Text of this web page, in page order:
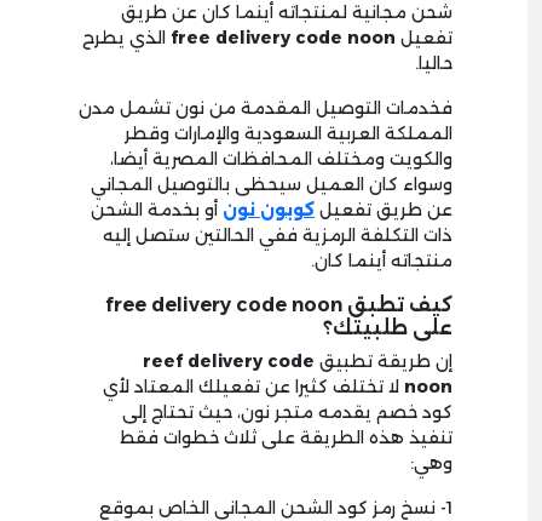
شحن مجانية لمنتجاته أينما كان عن طريق
تفعيل free delivery code noon الذي يطرح
حاليا.
فخدمات التوصيل المقدمة من نون تشمل مدن
المملكة العربية السعودية والإمارات وقطر
والكويت ومختلف المحافظات المصرية أيضا،
وسواء كان العميل سيحظى بالتوصيل المجاني
عن طريق تفعيل كوبون نون أو بخدمة الشحن
ذات التكلفة الرمزية ففي الحالتين ستصل إليه
منتجاته أينما كان.
كيف تطبق free delivery code noon
على طلبيتك؟
إن طريقة تطبيق reef delivery code
noon لا تختلف كثيرا عن تفعيلك المعتاد لأي
كود خصم يقدمه متجر نون، حيث تحتاج إلى
تنفيذ هذه الطريقة على ثلاث خطوات فقط
وهي:
1- نسخ رمز كود الشحن المجاني الخاص بموقع